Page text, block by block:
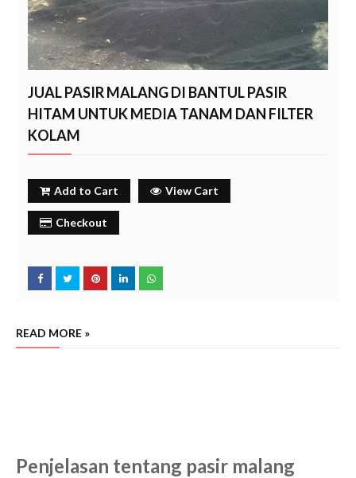
JUAL PASIR MALANG DI BANTUL PASIR
HITAM UNTUK MEDIA TANAM DAN FILTER
KOLAM
Add to Cart View Cart
Checkout
READ MORE »
Penjelasan tentang pasir malang